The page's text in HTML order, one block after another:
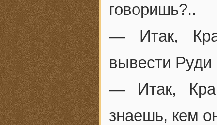
говоришь?..
— Итак,
вывести Руди
— Итак,
знаешь, кем